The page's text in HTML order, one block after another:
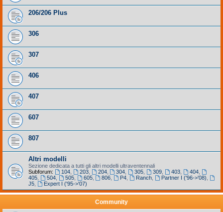
206/206 Plus
306
307
406
407
607
807
Altri modelli
Sezione dedicata a tutti gli altri modelli ultraventennali
Subforum:
104, 203, 204, 304 305 309 403, 404,
405
504, 505, 605, 806 P4 Ranch Partner I ('96->'08)
J5
Expert I ('95->'07)
Community